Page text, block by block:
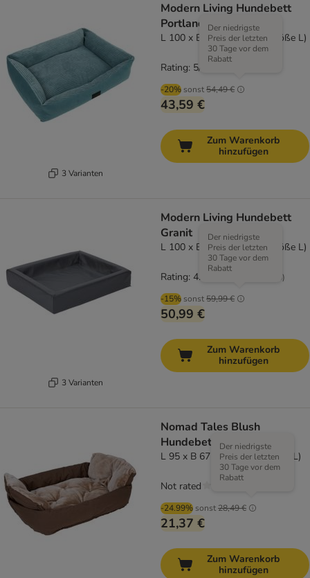
3 Varianten
Modern Living Hundebett
Portland
L 100 x B 70 x H 16 cm (Größe L)
-20% sonst54,49 €
Der niedrigste
Preis der letzten
30 Tage vor dem
Rabatt
43,59 €
Rating: 5/5
Zum Warenkorb
hinzufügen
3 Varianten
Modern Living Hundebett
Granit
L 100 x B 80 x H 15 cm (Größe L)
-15% sonst59,99 €
Der niedrigste
Preis der letzten
30 Tage vor dem
Rabatt
50,99 €
Rating: 4.1/5 26)
Zum Warenkorb
hinzufügen
Nomad Tales Blush
Hundebett Boot 2-in-1
L 95 x B 67 x H 32 cm (Größe L)
-24.99% sonst28,49 €
Der niedrigste
Preis der letzten
30 Tage vor dem
Rabatt
21,37 €
Not rated
Zum Warenkorb
hinzufügen